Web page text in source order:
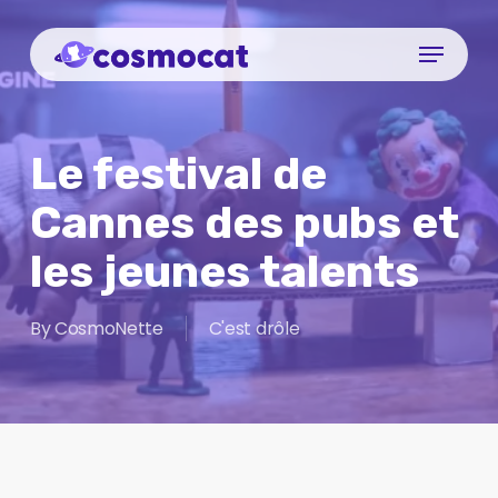
main
Menu
Le festival de
Cannes des pubs et
les jeunes talents
ByCosmoNette C'est drôle
Close
Menu